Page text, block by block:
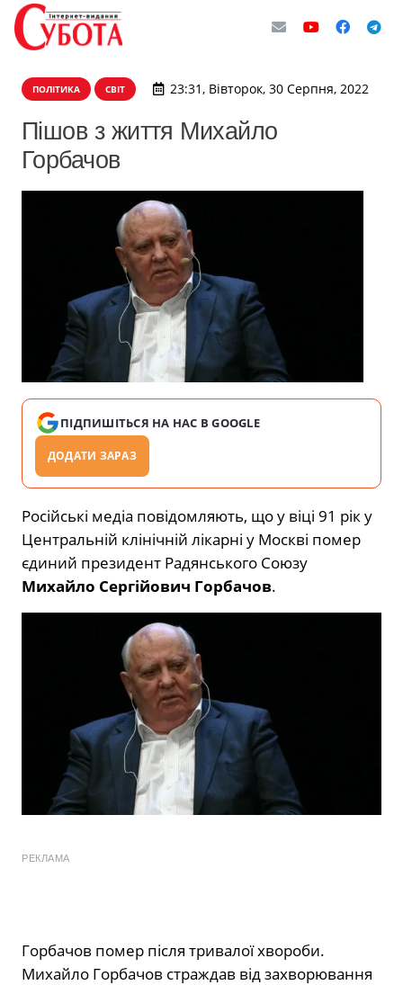
ПОЛІТИКА СВІТ 23:31, Вівторок, 30 Серпня, 2022
Пішов з життя Михайло
Горбачов
ПІДПИШІТЬСЯ НА НАС В GOOGLE
ДОДАТИ ЗАРАЗ
Російські медіа повідомляють, що у віці 91 рік у
Центральній клінічній лікарні у Москві помер
єдиний президент Радянського Союзу
Михайло Сергійович Горбачов.
РЕКЛАМА
Горбачов помер після тривалої хвороби.
Михайло Горбачов страждав від захворювання